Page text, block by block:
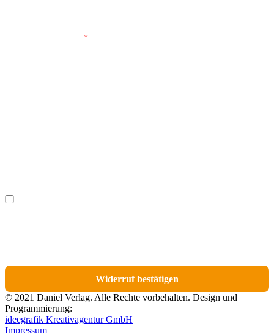
*
Ich möchte bestimmte Positionen für den Widerruf
Widerruf bestätigen
© 2021 Daniel Verlag. Alle Rechte vorbehalten. Design und
Programmierung:
ideegrafik Kreativagentur GmbH
Impressum